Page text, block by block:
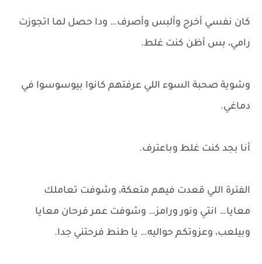
كان نفسي أخرج وألبس وأصرف… ودا حصل لما اتجوزت
رامي، بس أظن كنت غلط.
وشوية صحبة السوء اللي عرفتهم كانوا بيوسوسوا في
دماغي.
أنا بجد كنت غلط وباعترف.
الفترة اللي قعدت فيهم متعكة، وشوفت تعاملك
معايا… انتي ونور ورامز… وشوفت عمر فرحان معايا
وبيلعب، وعزوتكم حواليه… يا طنط فرحتني جدا.